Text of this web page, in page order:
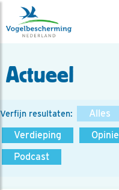
Actueel
Verfijn resultaten: Alles
Verdieping
Opinie
Podcast